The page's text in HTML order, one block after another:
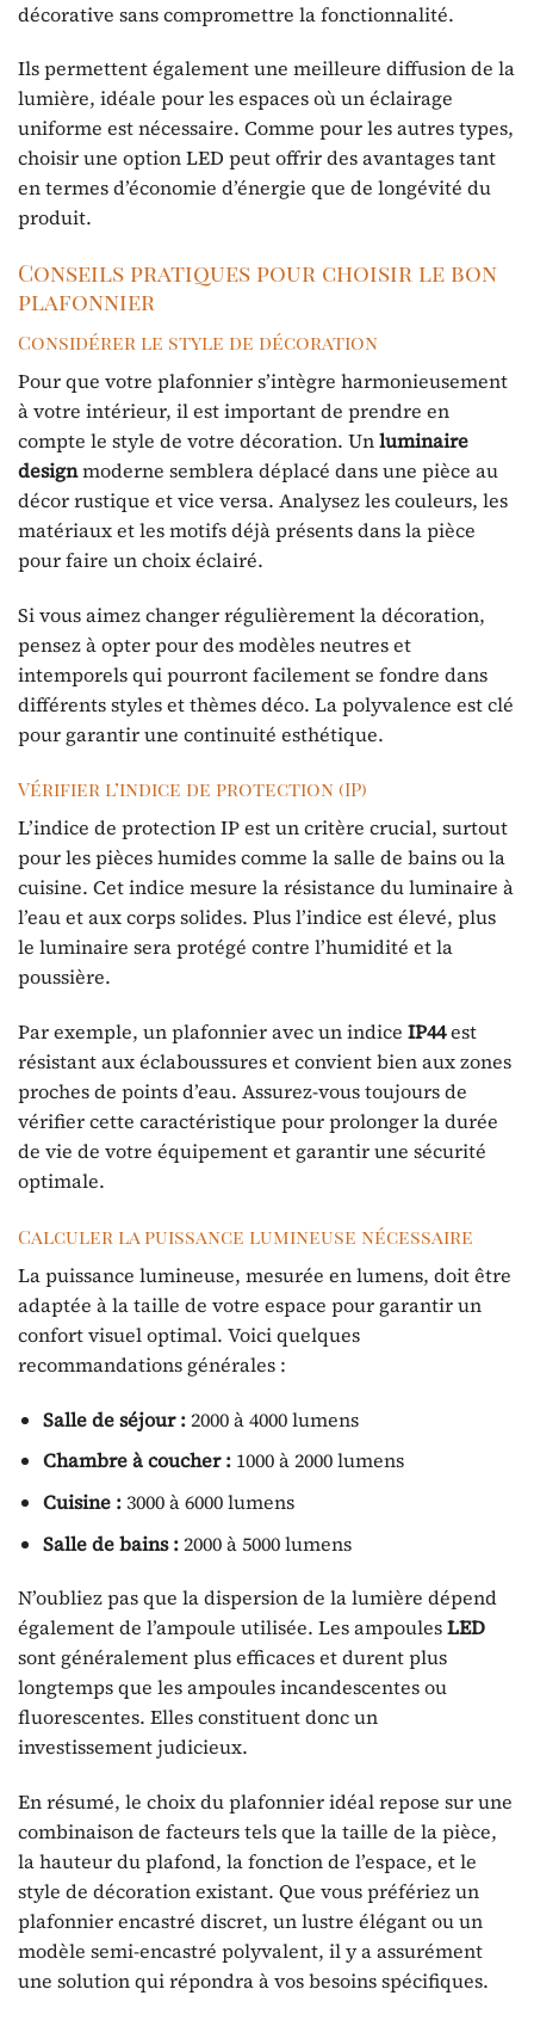
décorative sans compromettre la fonctionnalité.
Ils permettent également une meilleure diffusion de la
lumière, idéale pour les espaces où un éclairage
uniforme est nécessaire. Comme pour les autres types,
choisir une option LED peut offrir des avantages tant
en termes d’économie d’énergie que de longévité du
produit.
Conseils pratiques pour choisir le bon
plafonnier
Considérer le style de décoration
Pour que votre plafonnier s’intègre harmonieusement
à votre intérieur, il est important de prendre en
compte le style de votre décoration. Unluminaire
designmoderne semblera déplacé dans une pièce au
décor rustique et vice versa. Analysez les couleurs, les
matériaux et les motifs déjà présents dans la pièce
pour faire un choix éclairé.
Si vous aimez changer régulièrement la décoration,
pensez à opter pour des modèles neutres et
intemporels qui pourront facilement se fondre dans
différents styles et thèmes déco. La polyvalence est clé
pour garantir une continuité esthétique.
Vérifier l’indice de protection (IP)
L’indice de protection IP est un critère crucial, surtout
pour les pièces humides comme la salle de bains ou la
cuisine. Cet indice mesure la résistance du luminaire à
l’eau et aux corps solides. Plus l’indice est élevé, plus
le luminaire sera protégé contre l’humidité et la
poussière.
Par exemple, un plafonnier avec un indice IP44est
résistant aux éclaboussures et convient bien aux zones
proches de points d’eau. Assurez-vous toujours de
vérifier cette caractéristique pour prolonger la durée
de vie de votre équipement et garantir une sécurité
optimale.
Calculer la puissance lumineuse nécessaire
La puissance lumineuse, mesurée en lumens, doit être
adaptée à la taille de votre espace pour garantir un
confort visuel optimal. Voici quelques
recommandations générales :
Salle de séjour :2000 à 4000 lumens
Chambre à coucher :1000 à 2000 lumens
Cuisine :3000 à 6000 lumens
Salle de bains :2000 à 5000 lumens
N’oubliez pas que la dispersion de la lumière dépend
également de l’ampoule utilisée. Les ampoulesLED
sont généralement plus efficaces et durent plus
longtemps que les ampoules incandescentes ou
fluorescentes. Elles constituent donc un
investissement judicieux.
En résumé, le choix du plafonnier idéal repose sur une
combinaison de facteurs tels que la taille de la pièce,
la hauteur du plafond, la fonction de l’espace, et le
style de décoration existant. Que vous préfériez un
plafonnier encastré discret, un lustre élégant ou un
modèle semi-encastré polyvalent, il y a assurément
une solution qui répondra à vos besoins spécifiques.